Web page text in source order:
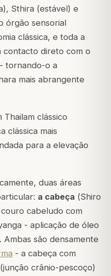
Sthira (estável) e
órgão sensorial
clássica, e toda a
contacto direto com o
tornando-o a
mais abrangente
clássico
clássica mais
para a elevação
duas áreas
a cabeça (Shiro
cabeludo com
- aplicação de óleo
Ambas são densamente
- a cabeça com
crânio-pescoço)